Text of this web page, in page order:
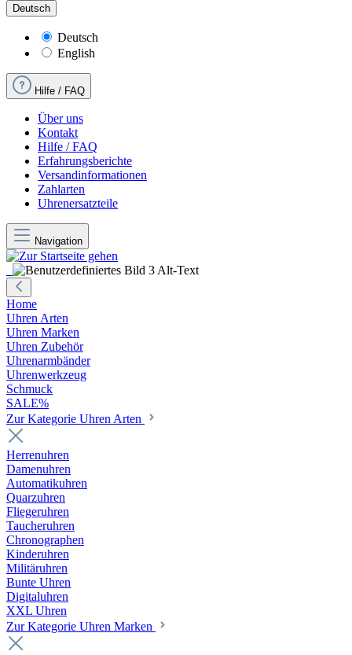
Deutsch
Deutsch
English
Hilfe / FAQ
Über uns
Kontakt
Hilfe / FAQ
Erfahrungsberichte
Versandinformationen
Zahlarten
Uhrenersatzteile
Navigation
Home
Uhren Arten
Uhren Marken
Uhren Zubehör
Uhrenarmbänder
Uhrenwerkzeug
Schmuck
SALE%
Zur Kategorie Uhren Arten
Herrenuhren
Damenuhren
Automatikuhren
Quarzuhren
Fliegeruhren
Taucheruhren
Chronographen
Kinderuhren
Militäruhren
Bunte Uhren
Digitaluhren
XXL Uhren
Zur Kategorie Uhren Marken